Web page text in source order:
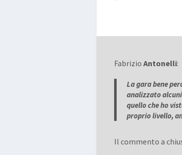
FabrizioAntonelli:
La gara bene
analizzato
quello che ho
proprio livello,
Il commento a